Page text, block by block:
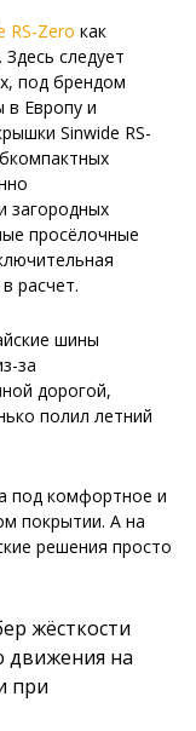
RS-Zero как
следует
под брендом
в Европу и
Sinwide RS-
загородных
просёлочные
расчет.
шины
за
дорогой,
полил летний
под комфортное и
покрытии. А на
решения просто
жёсткости
на
при